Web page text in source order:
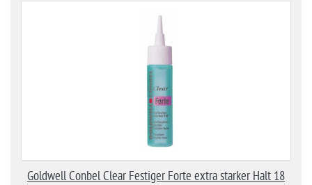
Goldwell Conbel Clear Festiger Forte extra starker Halt 18